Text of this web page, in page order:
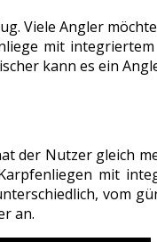
Viele Angler
mit
kann es ein
Nutzer gleich
mit
vom
an.